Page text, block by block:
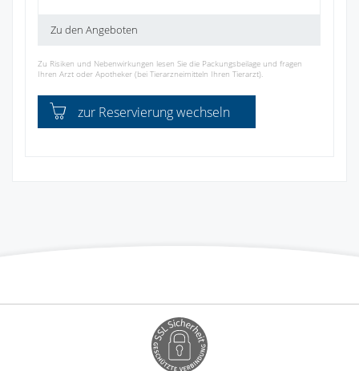
Zu den Angeboten
Zu Risiken und Nebenwirkungen lesen Sie die Packungsbeilage und fragen
Ihren Arzt oder Apotheker (bei Tierarzneimitteln Ihren Tierarzt).
zur Reservierung wechseln